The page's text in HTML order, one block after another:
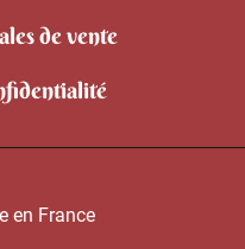
de vente
en France